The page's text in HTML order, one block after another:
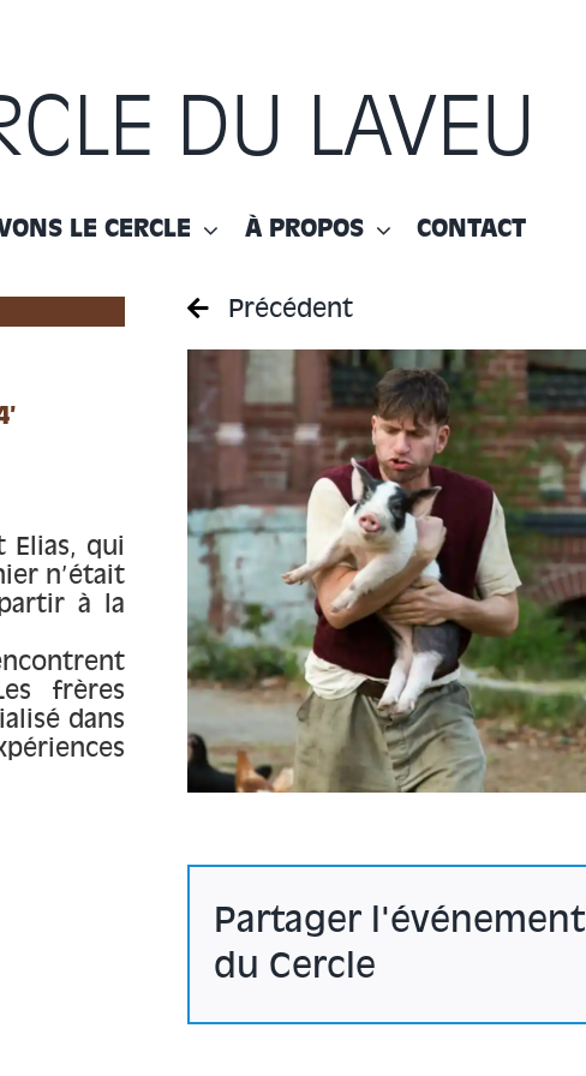
DU LAVEU
LE CERCLE À PROPOS CONTACT
Elias, qui
n’était
à la
frères
dans
Précédent
Partager l'événement
du Cercle